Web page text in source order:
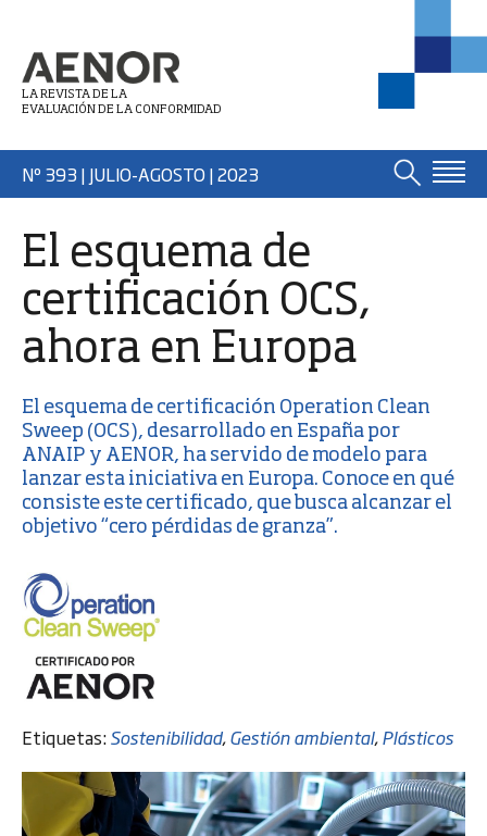
LA REVISTA DE LA
EVALUACIÓN DE LA CONFORMIDAD
Nº 393 | JULIO-AGOSTO| 2023
El esquema de
certificación OCS,
ahora en Europa
El esquema de certificación Operation Clean
Sweep (OCS), desarrollado en España por
ANAIP y AENOR, ha servido de modelo para
lanzar esta iniciativa en Europa. Conoce en qué
consiste este certificado, que busca alcanzar el
objetivo “cero pérdidas de granza”.
Etiquetas:Sostenibilidad,Gestión ambiental,Plásticos